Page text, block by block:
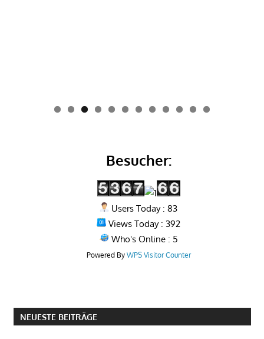
0 1 2
Besucher:
Users Today : 83
Views Today : 392
Who's Online : 5
Powered By WPS Visitor Counter
NEUESTE BEITRÄGE